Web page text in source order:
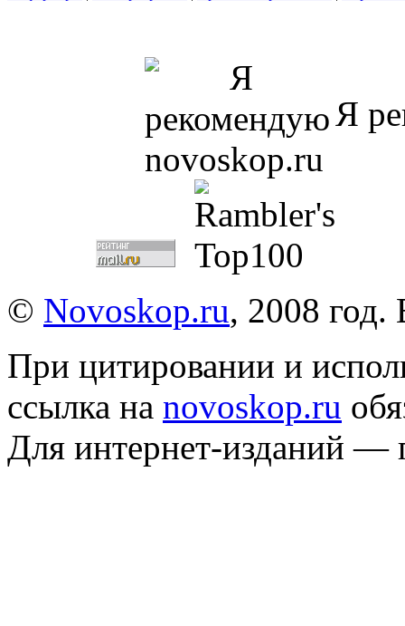
Я
© Novoskop.ru, 2008
При цитировании и
ссылка на novoskop.ru
Для интернет-изданий —